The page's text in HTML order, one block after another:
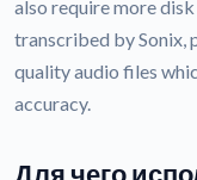
also require more
transcribed by Sonix,
quality audio files
accuracy.